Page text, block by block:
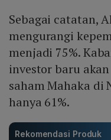
Sebagai catatan,
mengurangi
menjadi 75%.
investor baru
saham Mahaka di
hanya 61%.
Rekomendasi Produk